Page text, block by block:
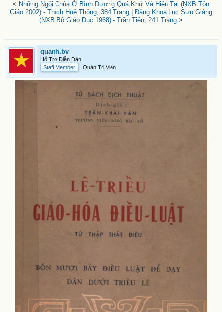
< Những Ngôi Chùa Ở Bình Dương Quá Khứ Và Hiện Tại (NXB Tôn
Giáo 2002) - Thích Huệ Thông, 384 Trang
Đăng Khoa Lục Sưu Giảng
(NXB Bộ Giáo Dục 1968) - Trần Tiến, 241 Trang >
quanh.bv
Hỗ Trợ Diễn Đàn
Staff Member
Quản Trị Viên